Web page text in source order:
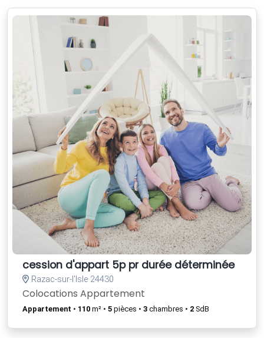
cession d'appart 5p pr durée déterminée
Razac-sur-l'Isle 24430
Colocations Appartement
Appartement • 110 m² • 5 pièces • 3 chambres • 2 SdB